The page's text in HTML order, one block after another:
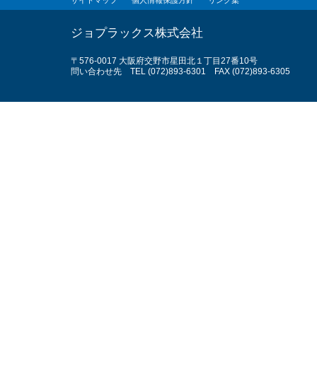
ジョプラックス株式会社
〒576-0017 大阪府交野市星田北１丁目27番10号
問い合わせ先 TEL (072)893-6301 FAX (072)893-6305